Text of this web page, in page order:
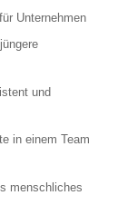
Unternehmen
und
in einem Team
menschliches